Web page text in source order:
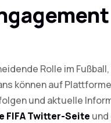
Rolle im
können auf
und aktuelle
FIFA Twitter-Seite